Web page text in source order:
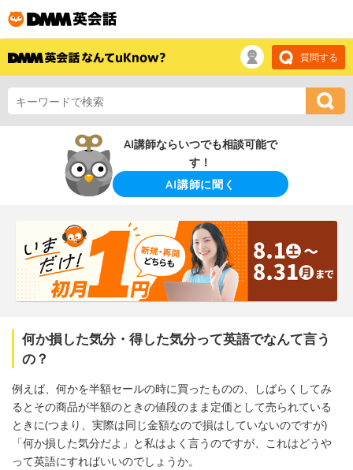
質問する
AI講師ならいつでも相談可能で
す！
AI講師に聞く
何か損した気分・得した気分って英語でなんて言う
の？
例えば、何かを半額セールの時に買ったものの、しばらくしてみ
るとその商品が半額のときの値段のまま定価として売られている
ときに(つまり、実際は同じ金額なので損はしていないのですが)
「何か損した気分だよ」と私はよく言うのですが、これはどうや
って英語にすればいいのでしょうか。